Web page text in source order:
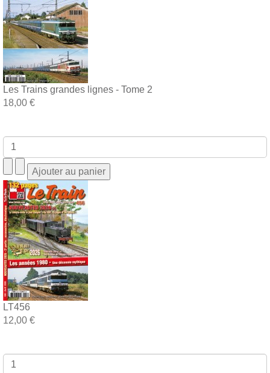
Les Trains grandes lignes - Tome 2
18,00 €
LT456
12,00 €